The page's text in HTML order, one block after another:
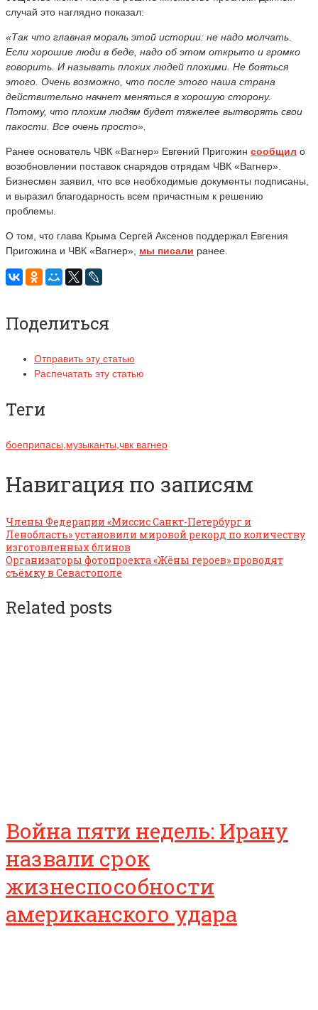
случай это наглядно показал:
«Так что главная мораль этой истории: не надо молчать.
Если хорошие люди в беде, надо об этом открыто и громко
говорить. И называть плохих людей плохими. Не бояться
этого. Очень возможно, что после этого наша страна
действительно начнет меняться в хорошую сторону.
Потому, что плохим людям будет тяжелее вытворять свои
пакости. Все очень просто».
Ранее основатель ЧВК «Вагнер» Евгений Пригожин сообщил о
возобновлении поставок снарядов отрядам ЧВК «Вагнер».
Бизнесмен заявил, что все необходимые документы подписаны,
и выразил благодарность всем причастным к решению
проблемы.
О том, что глава Крыма Сергей Аксенов поддержал Евгения
Пригожина и ЧВК «Вагнер», мы писали ранее.
Поделиться
Отправить эту статью
Распечатать эту статью
Теги
боеприпасы музыканты чвк вагнер
Навигация по записям
Члены Федерации «Миссис Санкт-Петербург и
Ленобласть» установили мировой рекорд по количеству
изготовленных блинов
Организаторы фотопроекта «Жёны героев» проводят
съёмку в Севастополе
Related posts
Война пяти недель: Ирану
назвали срок
жизнеспособности
американского удара